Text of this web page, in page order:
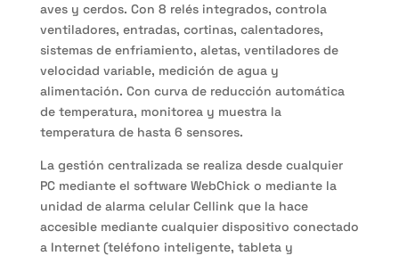
aves y cerdos. Con 8 relés integrados, controla
ventiladores, entradas, cortinas, calentadores,
sistemas de enfriamiento, aletas, ventiladores de
velocidad variable, medición de agua y
alimentación. Con curva de reducción automática
de temperatura, monitorea y muestra la
temperatura de hasta 6 sensores.
La gestión centralizada se realiza desde cualquier
PC mediante el software WebChick o mediante la
unidad de alarma celular Cellink que la hace
accesible mediante cualquier dispositivo conectado
a Internet (teléfono inteligente, tableta y